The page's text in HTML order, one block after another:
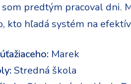
predtým pracoval dni.
kto hľadá systém na
Marek
Stredná škola